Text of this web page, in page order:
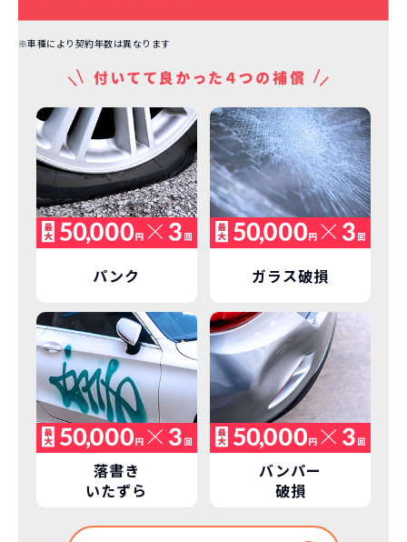
※車種により契約年数は異なります
パンク ガラス破損
落書き
いたずら
バンパー
破損